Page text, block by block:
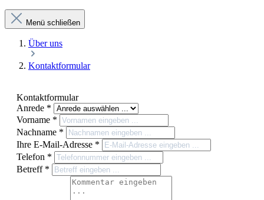
Menü schließen
Über uns
Kontaktformular
Kontaktformular
Anrede *
Vorname *
Nachname *
Ihre E-Mail-Adresse *
Telefon *
Betreff *